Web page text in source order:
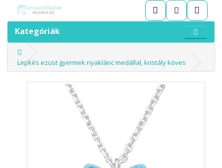
Kategóriák
Lepkés ezüst gyermek nyaklánc medállal, kristály köves